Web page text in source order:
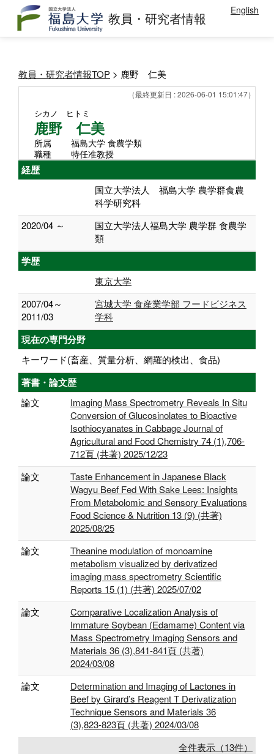
教員・研究者情報 English
教員・研究者情報TOP > 鹿野 仁美
（最終更新日 : 2026-06-01 15:01:47）
シカノ ヒトミ
鹿野 仁美
所属
福島大学 食農学類
職種
特任准教授
経歴
国立大学法人 福島大学 農学群食農
科学研究科
2020/04 ～
国立大学法人福島大学 農学群 食農学
類
学歴
東京大学
2007/04～
2011/03
宮城大学 食産業学部 フードビジネス
学科
現在の専門分野
キーワード(畜産、質量分析、網羅的検出、食品)
著書・論文歴
論文
Imaging Mass Spectrometry Reveals In Situ
Conversion of Glucosinolates to Bioactive
Isothiocyanates in Cabbage Journal of
Agricultural and Food Chemistry 74 (1),706-
712頁 (共著) 2025/12/23
論文
Taste Enhancement in Japanese Black
Wagyu Beef Fed With Sake Lees: Insights
From Metabolomic and Sensory Evaluations
Food Science & Nutrition 13 (9) (共著)
2025/08/25
論文
Theanine modulation of monoamine
metabolism visualized by derivatized
imaging mass spectrometry Scientific
Reports 15 (1) (共著) 2025/07/02
論文
Comparative Localization Analysis of
Immature Soybean (Edamame) Content via
Mass Spectrometry Imaging Sensors and
Materials 36 (3),841-841頁 (共著)
2024/03/08
論文
Determination and Imaging of Lactones in
Beef by Girard’s Reagent T Derivatization
Technique Sensors and Materials 36
(3),823-823頁 (共著) 2024/03/08
全件表示（13件）